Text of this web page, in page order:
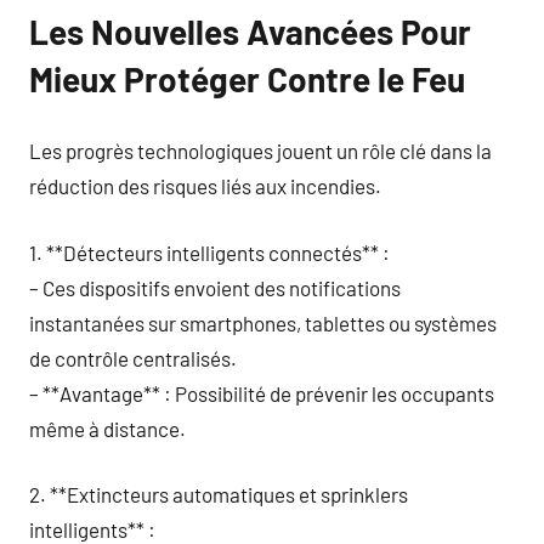
Les Nouvelles Avancées Pour
Mieux Protéger Contre le Feu
Les progrès technologiques jouent un rôle clé dans la
réduction des risques liés aux incendies.
1. **Détecteurs intelligents connectés** :
– Ces dispositifs envoient des notifications
instantanées sur smartphones, tablettes ou systèmes
de contrôle centralisés.
– **Avantage** : Possibilité de prévenir les occupants
même à distance.
2. **Extincteurs automatiques et sprinklers
intelligents** :